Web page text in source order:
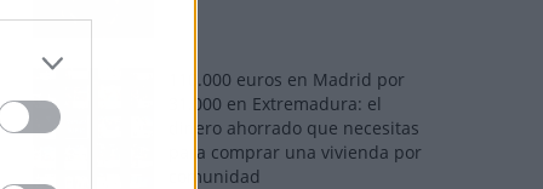
110.000 euros en Madrid por
31.000 en Extremadura: el
dinero ahorrado que necesitas
para comprar una vivienda por
comunidad